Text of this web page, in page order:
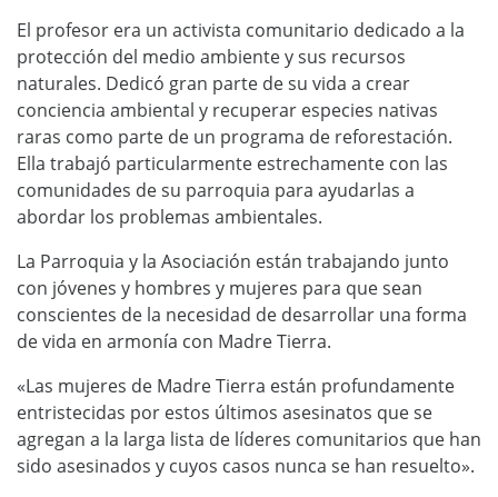
El profesor era un activista comunitario dedicado a la
protección del medio ambiente y sus recursos
naturales. Dedicó gran parte de su vida a crear
conciencia ambiental y recuperar especies nativas
raras como parte de un programa de reforestación.
Ella trabajó particularmente estrechamente con las
comunidades de su parroquia para ayudarlas a
abordar los problemas ambientales.
La Parroquia y la Asociación están trabajando junto
con jóvenes y hombres y mujeres para que sean
conscientes de la necesidad de desarrollar una forma
de vida en armonía con Madre Tierra.
«Las mujeres de Madre Tierra están profundamente
entristecidas por estos últimos asesinatos que se
agregan a la larga lista de líderes comunitarios que han
sido asesinados y cuyos casos nunca se han resuelto».